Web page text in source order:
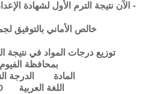
- الآن نتيجة الترم الأول لشهادة
خالص الأماني بالتوفيق
توزيع درجات المواد في نتيجة
بمحافظة الفيوم
المادة
الدرجة
اللغة العربية